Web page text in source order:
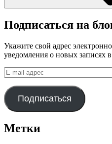
Подписаться на
Укажите свой адрес
уведомления о новых записях
E-
mail
адрес
Подписаться
Метки